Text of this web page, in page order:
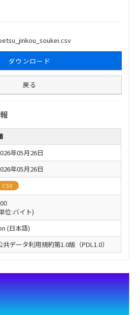
ダウンロード
戻る
年05月26日
年05月26日
CSV
位:バイト)
(日本語)
共データ利用規約第1.0版（PDL1.0）